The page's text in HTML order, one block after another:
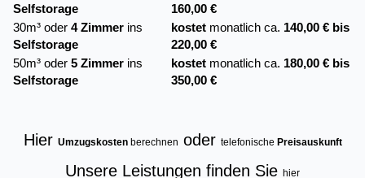
Selfstorage
160,00 €
30m³ oder 4 Zimmer ins
Selfstorage
kostet monatlich ca. 140,00 € bis
220,00 €
50m³ oder 5 Zimmer ins
Selfstorage
kostet monatlich ca. 180,00 € bis
350,00 €
Hier Umzugskostenberechnen oder telefonische Preisauskunft
Unsere Leistungen finden Sie hier